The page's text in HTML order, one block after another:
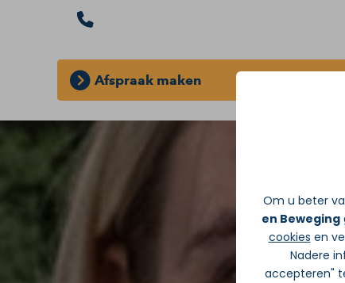
Om u beter
en Beweging
cookies en
Nadere
accepteren"
Afspraak maken
GRATIS INLOOPSPREEKUUR: